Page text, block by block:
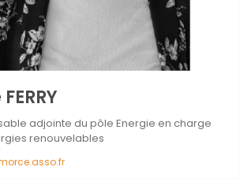
FERRY
adjointe du pôle Energie en charge
renouvelables